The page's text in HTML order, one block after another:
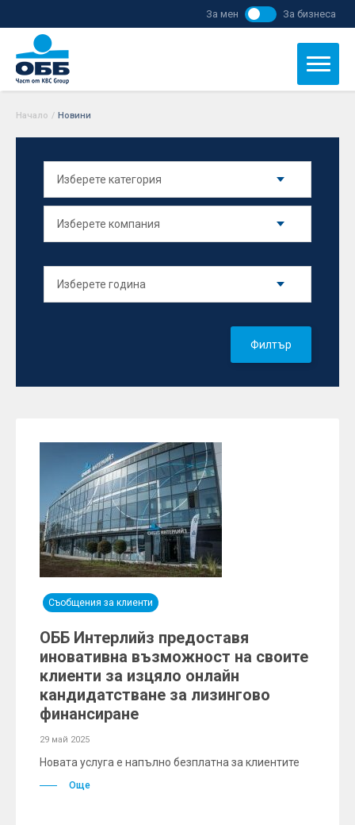
За мен За бизнеса
Начало / Новини
Филтър
Съобщения за клиенти
ОББ Интерлийз предоставя
иновативна възможност на своите
клиенти за изцяло онлайн
кандидатстване за лизингово
финансиране
29 май 2025
Новата услуга е напълно безплатна за клиентите
Още